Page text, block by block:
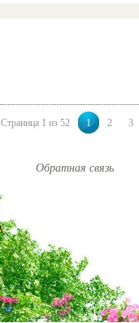
Страница 1 из 52 1 2 3
Обратная связь